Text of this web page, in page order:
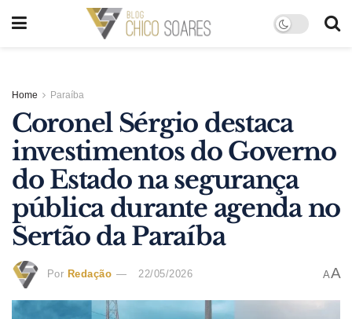
Home Paraíba
Coronel Sérgio destaca
investimentos do Governo
do Estado na segurança
pública durante agenda no
Sertão da Paraíba
Por Redação 22/05/2026 AA